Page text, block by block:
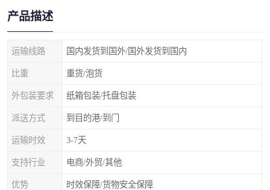
产品描述
运输线路 国内发货到国外/国外发货到国内
比重 重货/泡货
外包装要求 纸箱包装/托盘包装
派送方式 到目的港/到门
运输时效 3-7天
支持行业 电商/外贸/其他
优势 时效保障/货物安全保障